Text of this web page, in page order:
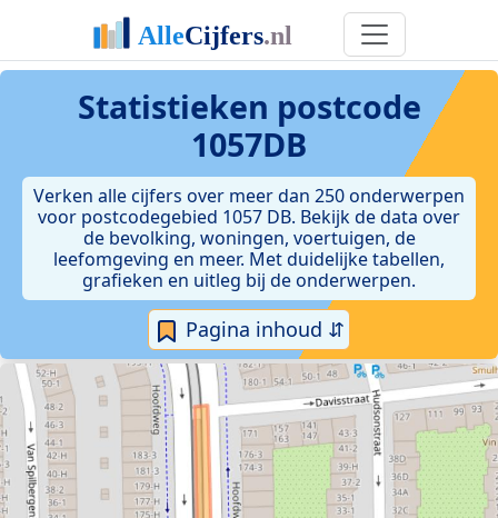
Statistieken postcode
1057DB
Verken alle cijfers over meer dan 250 onderwerpen
voor postcodegebied 1057 DB. Bekijk de data over
de bevolking, woningen, voertuigen, de
leefomgeving en meer. Met duidelijke tabellen,
grafieken en uitleg bij de onderwerpen.
Pagina inhoud ⇵